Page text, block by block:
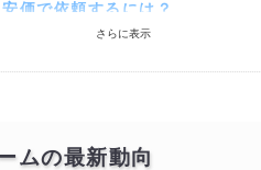
価で依頼するには？
さらに表示
ムの最新動向